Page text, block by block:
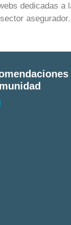
dedicadas a
asegurador.